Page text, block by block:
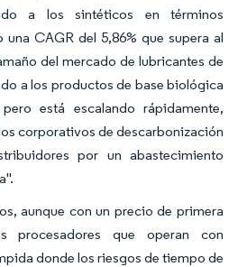
a los sintéticos en términos
CAGR del 5,86% que supera al
del mercado de lubricantes de
a los productos de base biológica
está escalando rápidamente,
corporativos de descarbonización
por un abastecimiento
aunque con un precio de primera
procesadores que operan con
donde los riesgos de tiempo de